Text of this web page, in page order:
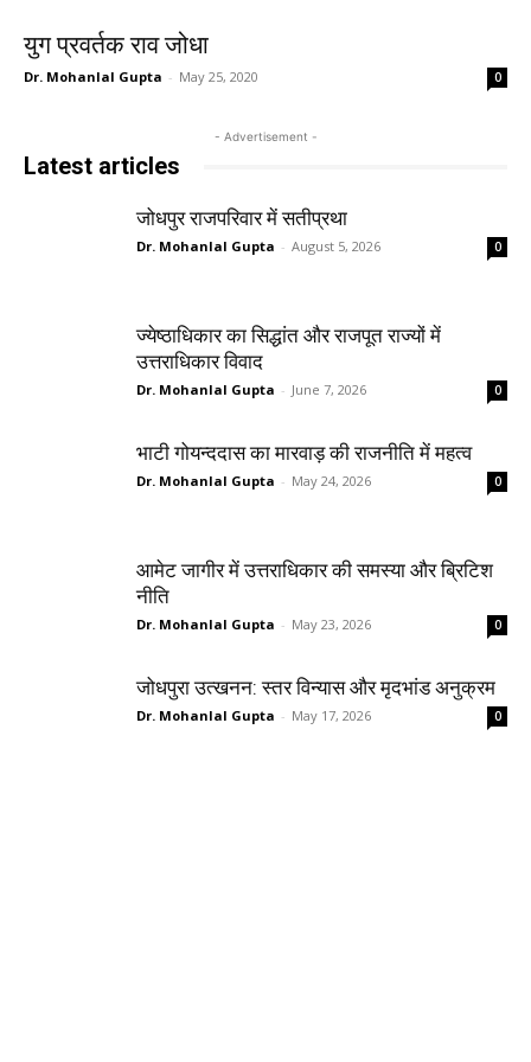
युग प्रवर्तक राव जोधा
Dr. Mohanlal Gupta - May 25, 2020 0
- Advertisement -
Latest articles
जोधपुर राजपरिवार में सतीप्रथा
Dr. Mohanlal Gupta - August 5, 2026 0
ज्येष्ठाधिकार का सिद्धांत और राजपूत राज्यों में
उत्तराधिकार विवाद
Dr. Mohanlal Gupta - June 7, 2026 0
भाटी गोयन्ददास का मारवाड़ की राजनीति में महत्व
Dr. Mohanlal Gupta - May 24, 2026 0
आमेट जागीर में उत्तराधिकार की समस्या और ब्रिटिश
नीति
Dr. Mohanlal Gupta - May 23, 2026 0
जोधपुरा उत्खनन: स्तर विन्यास और मृदभांड अनुक्रम
Dr. Mohanlal Gupta - May 17, 2026 0